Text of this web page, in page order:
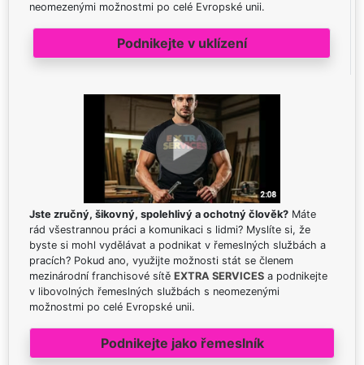
neomezenými možnostmi po celé Evropské unii.
Podnikejte v uklízení
Jste zručný, šikovný, spolehlivý a ochotný člověk? Máte
rád všestrannou práci a komunikaci s lidmi? Myslíte si, že
byste si mohl vydělávat a podnikat v řemeslných službách a
pracích? Pokud ano, využijte možnosti stát se členem
mezinárodní franchisové sítě EXTRA SERVICES a podnikejte
v libovolných řemeslných službách s neomezenými
možnostmi po celé Evropské unii.
Podnikejte jako řemeslník